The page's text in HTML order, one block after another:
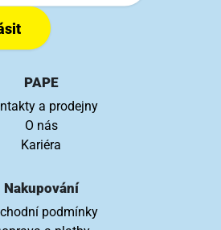
PAPE
a prodejny
O nás
Kariéra
Nakupování
podmínky